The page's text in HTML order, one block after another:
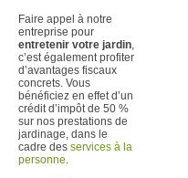
Faire appel à notre
entreprise pour
entretenir votre jardin
c’est également profiter
d’avantages fiscaux
concrets. Vous
bénéficiez en effet d’un
crédit d’impôt de 50 %
sur nos prestations de
jardinage, dans le
cadre des services à la
personne